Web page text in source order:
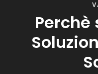
Perchè